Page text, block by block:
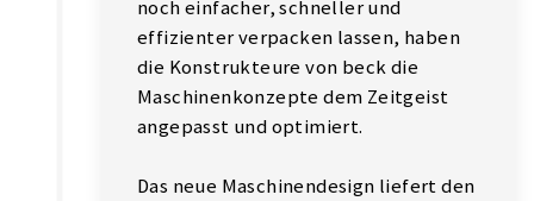
noch einfacher, schneller und
effizienter verpacken lassen, haben
die Konstrukteure von beck die
Maschinenkonzepte dem Zeitgeist
angepasst und optimiert.
Das neue Maschinendesign liefert den